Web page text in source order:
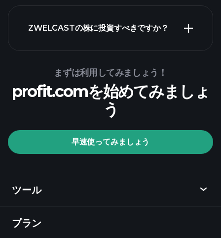
財務諸表
Playtrade Tournaments
推奨証券会社
ZWELCASTの株に投資すべきですか？
AIによる日々の市場インサイト
フォリオ
まずは利用してみましょう！
profit.comを始めてみましょ
う
早速使ってみましょう
ツール
ディスカバー
プラン